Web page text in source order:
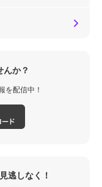
んか？
を配信中！
逃しなく！